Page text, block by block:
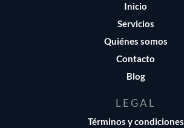
Inicio
Servicios
Quiénes somos
Contacto
Blog
LEGAL
Términos y condiciones